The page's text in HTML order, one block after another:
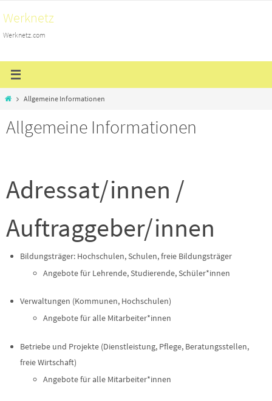
Inhalt
springen
Werknetz
Werknetz.com
StartAllgemeine Informationen
Allgemeine Informationen
Adressat/innen /
Auftraggeber/innen
Bildungsträger: Hochschulen, Schulen, freie Bildungsträger
Angebote für Lehrende, Studierende, Schüler*innen
Verwaltungen (Kommunen, Hochschulen)
Angebote für alle Mitarbeiter*innen
Betriebe und Projekte (Dienstleistung, Pflege, Beratungsstellen,
freie Wirtschaft)
Angebote für alle Mitarbeiter*innen